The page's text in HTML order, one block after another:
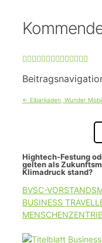
← Elbarkaden, Wunder
Hightech-Festung
gelten als
Klimadruck stand?
BVSC-
BUSINESS